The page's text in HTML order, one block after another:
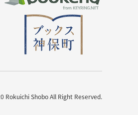
Rokuichi Shobo All Right Reserved.